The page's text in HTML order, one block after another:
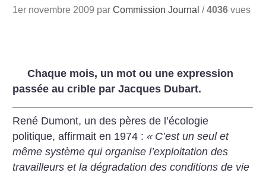
1er novembre 2009 parCommission Journal /4036 vues
Chaque mois, un mot ou une expression
passée au crible par Jacques Dubart.
René Dumont, un des pères de l’écologie
politique, affirmait en 1974 :« C’est un seul et
même système qui organise l’exploitation des
travailleurs et la dégradation des conditions de vie